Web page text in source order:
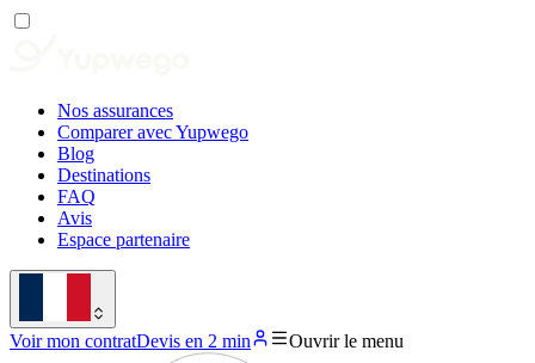
Nos assurances
Comparer avec Yupwego
Blog
Destinations
FAQ
Avis
Espace partenaire
Voir mon contratDevis en 2 min Ouvrir le menu